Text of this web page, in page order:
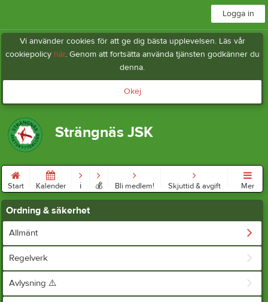
Logga in
Vi använder cookies för att ge dig bästa upplevelsen. Läs vår
cookiepolicy här. Genom att fortsätta använda tjänsten godkänner du
denna.
Okej
Strängnäs JSK
Start Kalender ℹ︎ 💰 Bli medlem! Skjuttid & avgift Mer
Ordning & säkerhet
Allmänt
Regelverk
Avlysning ⚠️